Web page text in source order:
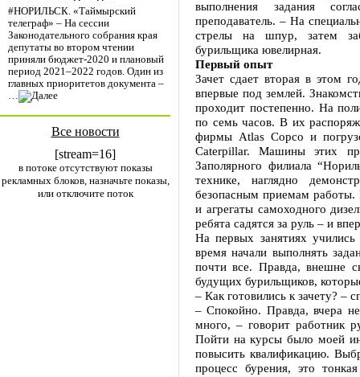
#НОРИЛЬСК. «Таймырский
телеграф» – На сессии
Законодательного собрания края
депутаты во втором чтении
приняли бюджет-2020 и плановый
период 2021–2022 годов. Один из
главных приоритетов документа –
…
Все новости
[stream=16]
в потоке отсутствуют показы
рекламных блоков, назначьте показы,
или отключите поток
выполнения задания
преподаватель. – На
стрелы на шпур, затем
бурильщика ювелирная.
Первый опыт
Зачет сдает вторая в этом
впервые под землей.
проходит постепенно. На
по семь часов. В их
фирмы Atlas Copco и
Caterpillar. Машины этих
Заполярного филиала
технике, наглядно
безопасным приемам
и агрегаты самоходного
ребята садятся за руль – и
На первых занятиях учились
время начали выполнять
почти все. Правда, внешне
будущих бурильщиков,
– Как готовились к зачету? –
– Спокойно. Правда, вчера
много, – говорит работник
Пойти на курсы было моей
повысить квалификацию.
процесс бурения, это